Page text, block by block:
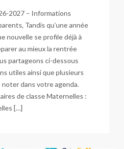
2027 – Informations
Tandis qu’une année
nouvelle se profile déjà à
au mieux la rentrée
partageons ci-dessous
utiles ainsi que plusieurs
dans votre agenda.
de classe Maternelles :
[…]